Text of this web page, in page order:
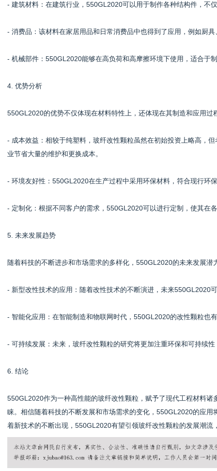
- 建筑材料：在建筑行业，550GL2020可以用于制作各种结构件，不
- 消费品：该材料在家居用品和日常消费品中也得到了应用，例如厨
- 机械部件：550GL2020能够在高负荷和高摩擦环境下使用，适合于
4. 优势分析
550GL2020的优势不仅体现在材料特性上，还体现在其制造和应用过
- 成本效益：相较于纯塑料，玻纤改性颗粒虽然在初始投资上略高，
业节省大量的维护和更换成本。
- 环境友好性：550GL2020在生产过程中采用环保材料，符合现行环
- 定制化：根据不同客户的需求，550GL2020可以进行定制，使其在
5. 未来发展趋势
随着科技的不断进步和市场需求的多样化，550GL2020的未来发展潜
- 新型改性技术的应用：随着改性技术的不断演进，未来550GL2020
- 智能化应用：在智能制造和物联网时代，550GL2020的改性颗粒也
- 可持续发展：未来，玻纤改性颗粒的研究将更加注重环保和可持续
6. 结论
550GL2020作为一种高性能的玻纤改性颗粒，赋予了现代工程材料
睐。相信随着科技的不断发展和市场需求的变化，550GL2020的应
着新技术的不断出现，550GL2020有望引领玻纤改性颗粒的发展潮流